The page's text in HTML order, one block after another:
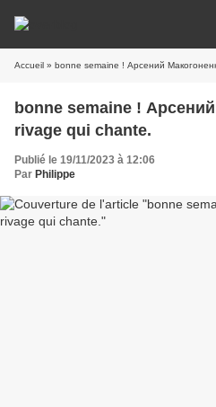
Accueil » bonne semaine ! Арсений
bonne semaine ! Арсений Макогоненко. "Le
rivage qui chante.
Publié le 19/11/2023 à 12:06
Par Philippe